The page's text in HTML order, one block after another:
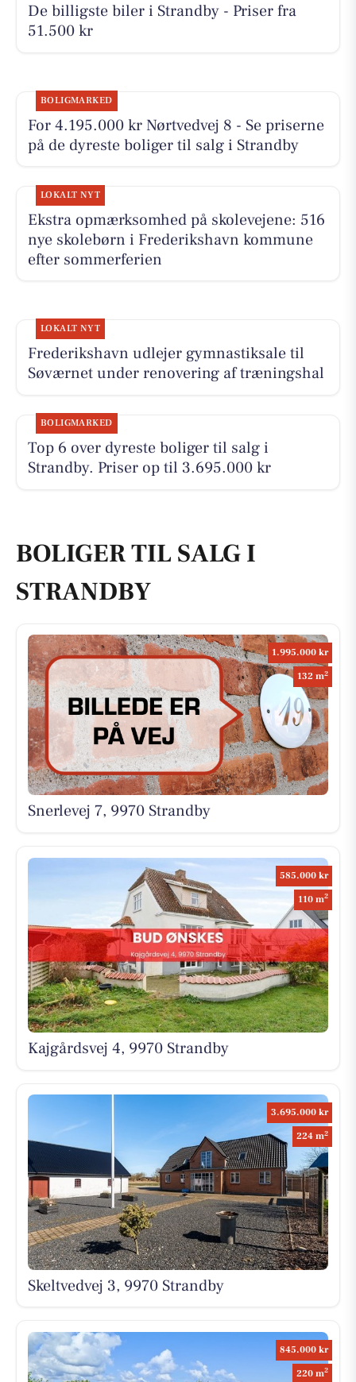
De billigste biler i Strandby - Priser fra
51.500 kr
BOLIGMARKED
For 4.195.000 kr Nørtvedvej 8 - Se priserne
på de dyreste boliger til salg i Strandby
LOKALT NYT
Ekstra opmærksomhed på skolevejene: 516
nye skolebørn i Frederikshavn kommune
efter sommerferien
LOKALT NYT
Frederikshavn udlejer gymnastiksale til
Søværnet under renovering af træningshal
BOLIGMARKED
Top 6 over dyreste boliger til salg i
Strandby. Priser op til 3.695.000 kr
BOLIGER TIL SALG I
STRANDBY
1.995.000 kr
132 m2
Snerlevej 7, 9970 Strandby
585.000 kr
110 m2
Kajgårdsvej 4, 9970 Strandby
3.695.000 kr
224 m2
Skeltvedvej 3, 9970 Strandby
845.000 kr
220 m2